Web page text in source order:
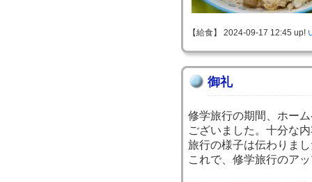
【給食】 2024-09-17 12:45 up!
御礼
修学旅行の期間、ホー
ございました。十分な
旅行の様子は伝わりま
これで、修学旅行のア